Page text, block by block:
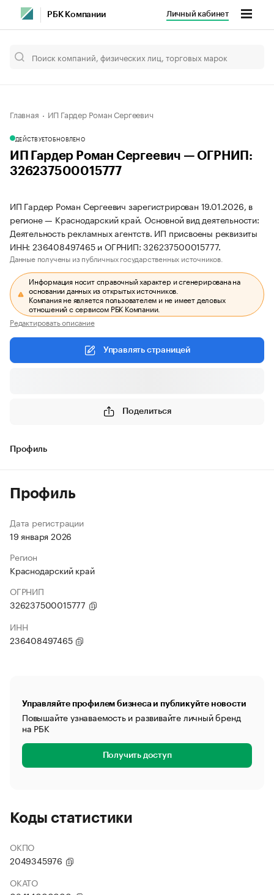
РБК Компании Личный кабинет
Главная ИП Гардер Роман Сергеевич
ДЕЙСТВУЕТОБНОВЛЕНО
ИП Гардер Роман Сергеевич — ОГРНИП:
326237500015777
ИП Гардер Роман Сергеевич зарегистрирован 19.01.2026, в
регионе — Краснодарский край. Основной вид деятельности:
Деятельность рекламных агентств. ИП присвоены реквизиты
ИНН: 236408497465 и ОГРНИП: 326237500015777.
Данные получены из публичных государственных источников.
Информация носит справочный характер и сгенерирована на
основании данных из открытых источников.
Компания не является пользователем и не имеет деловых
отношений с сервисом РБК Компании.
Редактировать описание
Управлять страницей
Поделиться
Профиль
Профиль
Дата регистрации
19 января 2026
Регион
Краснодарский край
ОГРНИП
326237500015777
ИНН
236408497465
Управляйте профилем бизнеса и публикуйте новости
Повышайте узнаваемость и развивайте личный бренд
на РБК
Получить доступ
Коды статистики
ОКПО
2049345976
ОКАТО